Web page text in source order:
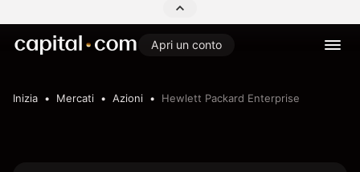
Apri un conto
Inizia Mercati Azioni Hewlett Packard Enterprise